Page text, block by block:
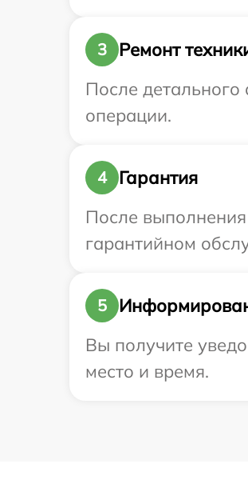
3
Ремонт
После
операции.
4
Гарантия
После
гарантийном
5
Вы получите
место и время.